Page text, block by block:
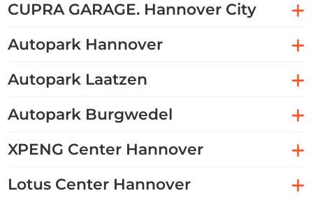
CUPRA GARAGE. Hannover City
Autopark Hannover
Autopark Laatzen
Autopark Burgwedel
XPENG Center Hannover
Lotus Center Hannover